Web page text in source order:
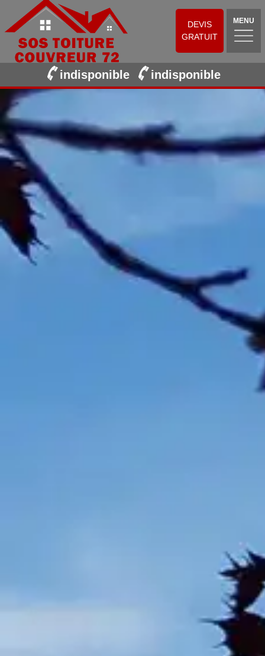
DEVIS
GRATUIT
MENU
indisponible indisponible